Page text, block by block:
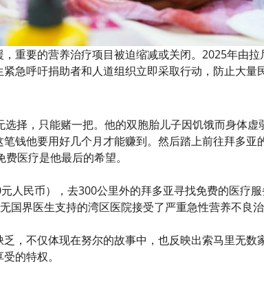
重要的营养治疗项目被迫缩减或关闭。2025年由
急呼吁捐助者和人道组织立即采取行动，防止大量
择，只能赌一把。他的双胞胎儿子因饥饿而身体虚
钱他要用好几个月才能赚到。然后踏上前往拜多
医疗是他最后的希望。
人民币），去300公里外的拜多亚寻找免费的医疗
国界医生支持的湾区医院接受了严重急性营养不良治
，不仅体现在努尔的故事中，也反映出索马里无
的特权。